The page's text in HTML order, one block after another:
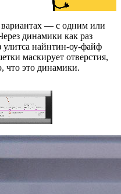
вариантах — с одним или
динамики как раз
улитса найнтин-оу-файф
маскирует отверстия,
что это динамики.